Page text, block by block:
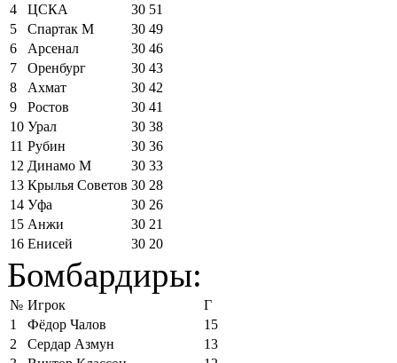
4
ЦСКА 30 51
5
Спартак М 30 49
6
Арсенал 30 46
7
Оренбург 30 43
8
Ахмат 30 42
9
Ростов 30 41
10 Урал 30 38
11 Рубин 30 36
12 Динамо М 30 33
13 Крылья Советов 30 28
14 Уфа 30 26
15 Анжи 30 21
16 Енисей 30 20
Бомбардиры:
№ Игрок
Г
1
Фёдор Чалов
15
2
Сердар Азмун
13